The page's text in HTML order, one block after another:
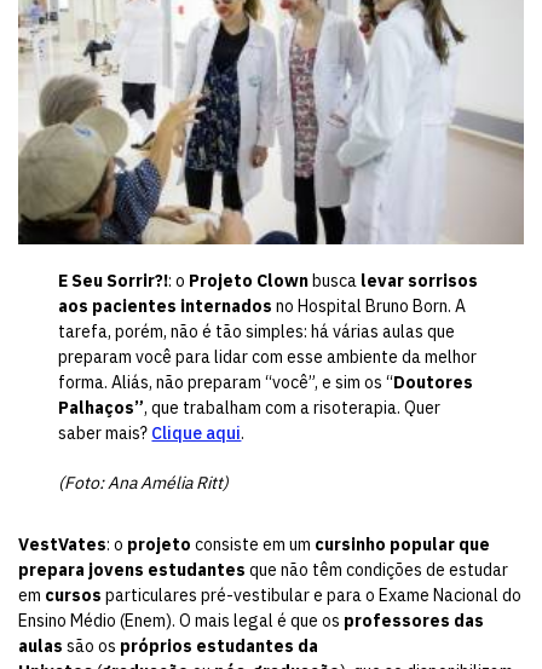
E Seu Sorrir?!: o Projeto Clown busca levar sorrisos
aos pacientes internados no Hospital Bruno Born. A
tarefa, porém, não é tão simples: há várias aulas que
preparam você para lidar com esse ambiente da melhor
forma. Aliás, não preparam “você”, e sim os “Doutores
Palhaços”, que trabalham com a risoterapia. Quer
saber mais? Clique aqui.
(Foto: Ana Amélia Ritt)
VestVates: o projeto consiste em um cursinho popular que
prepara jovens estudantes que não têm condições de estudar
em cursos particulares pré-vestibular e para o Exame Nacional do
Ensino Médio (Enem). O mais legal é que os professores das
aulas são os próprios estudantes da